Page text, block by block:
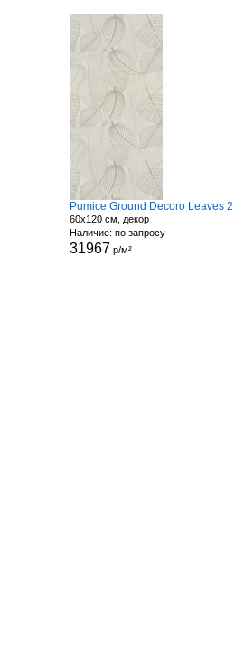
Pumice Ground Decoro Leaves 2
60x120 см, декор
Наличие: по запросу
31967 р/м²